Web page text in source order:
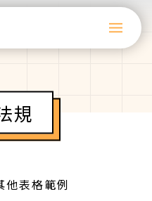
規
他表格範例